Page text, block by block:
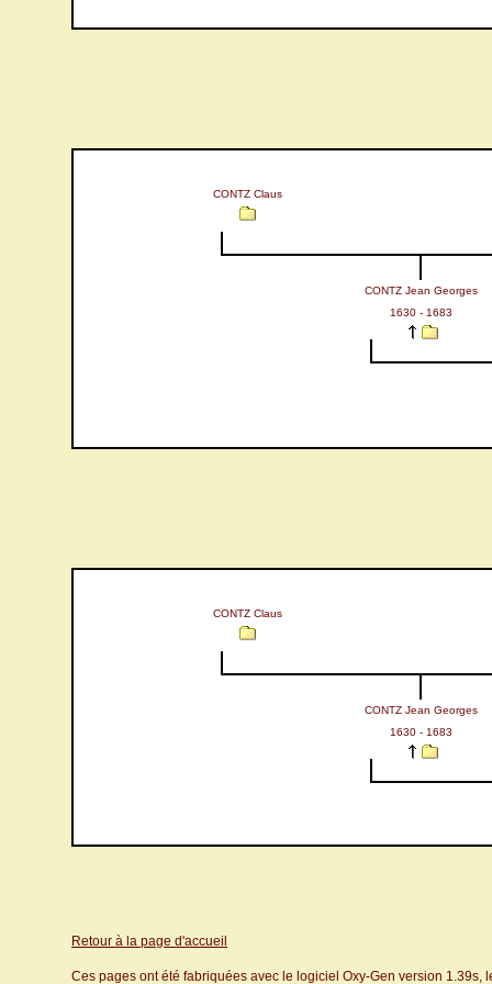
CONTZ Claus
CONTZ Jean Georges
1630 - 1683
CONTZ Claus
CONTZ Jean Georges
1630 - 1683
Retour à la page d'accueil
Ces pages ont été fabriquées avec le logiciel Oxy-Gen version 1.39s,